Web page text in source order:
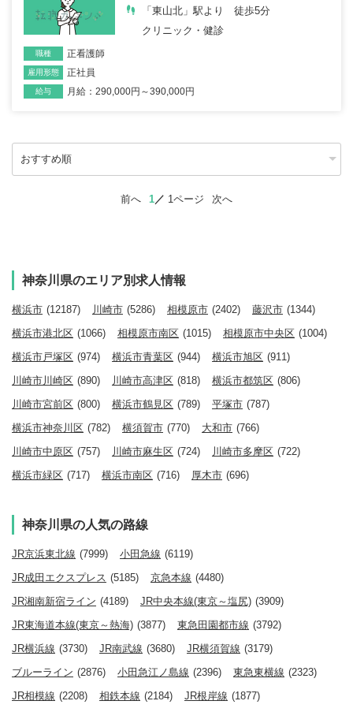
「東山北」駅より 徒歩5分
クリニック・健診
職種 正看護師
雇用形態 正社員
給与 月給：290,000円～390,000円
前へ 1 1ページ 次へ
神奈川県のエリア別求人情報
横浜市 (12187) 川崎市 (5286) 相模原市 (2402) 藤沢市 (1344)
横浜市港北区 (1066) 相模原市南区 (1015) 相模原市中央区 (1004)
横浜市戸塚区 (974) 横浜市青葉区 (944) 横浜市旭区 (911)
川崎市川崎区 (890) 川崎市高津区 (818) 横浜市都筑区 (806)
川崎市宮前区 (800) 横浜市鶴見区 (789) 平塚市 (787)
横浜市神奈川区 (782) 横須賀市 (770) 大和市 (766)
川崎市中原区 (757) 川崎市麻生区 (724) 川崎市多摩区 (722)
横浜市緑区 (717) 横浜市南区 (716) 厚木市 (696)
神奈川県の人気の路線
JR京浜東北線 (7999) 小田急線 (6119)
JR成田エクスプレス (5185) 京急本線 (4480)
JR湘南新宿ライン (4189) JR中央本線(東京～塩尻) (3909)
JR東海道本線(東京～熱海) (3877) 東急田園都市線 (3792)
JR横浜線 (3730) JR南武線 (3680) JR横須賀線 (3179)
ブルーライン (2876) 小田急江ノ島線 (2396) 東急東横線 (2323)
JR相模線 (2208) 相鉄本線 (2184) JR根岸線 (1877)